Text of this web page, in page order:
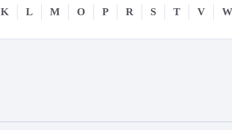
K L M O P R S T V W